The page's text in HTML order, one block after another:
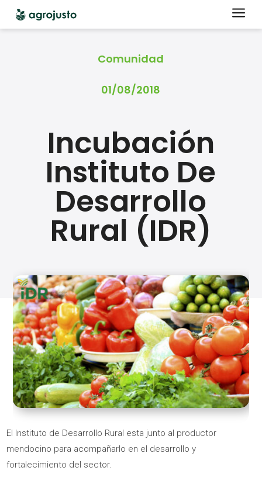
a
Comunidad
01/08/2018
Incubación
Instituto De
Desarrollo
Rural (IDR)
El Instituto de Desarrollo Rural esta junto al productor
mendocino para acompañarlo en el desarrollo y
fortalecimiento del sector.